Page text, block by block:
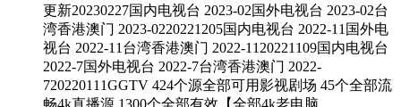
更新20230227国内电视台 2023-02国外电视台 2023-02台
湾香港澳门 2023-0220221205国内电视台 2022-11国外电
视台 2022-11台湾香港澳门 2022-1120221109国内电视台
2022-7国外电视台 2022-7台湾香港澳门 2022-
720220111GGTV 424个源全部可用影视剧场 45个全部流
畅4k直播源 1300个全部有效【全部4k老电脑